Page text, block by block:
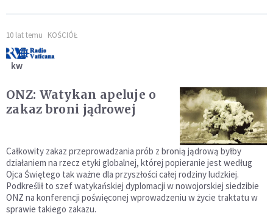
10 lat temu KOŚCIÓŁ
kw
ONZ: Watykan apeluje o
zakaz broni jądrowej
Całkowity zakaz przeprowadzania prób z bronią jądrową byłby
działaniem na rzecz etyki globalnej, której popieranie jest według
Ojca Świętego tak ważne dla przyszłości całej rodziny ludzkiej.
Podkreślił to szef watykańskiej dyplomacji w nowojorskiej siedzibie
ONZ na konferencji poświęconej wprowadzeniu w życie traktatu w
sprawie takiego zakazu.